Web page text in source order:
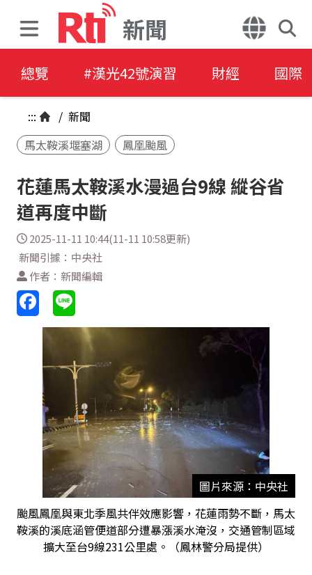
新聞
總覽 #漢光42號演習 財經 國際
::: / 新聞
馬太鞍溪堰塞湖
鳳凰颱風
花蓮馬太鞍溪水漫過台9線 縱谷省
道再度中斷
2025-11-11 10:44(11-11 10:58更新)
新聞引據：中央社
作者：新聞編輯
圖片來源：中央社
颱風鳳凰與東北季風共伴效應影響，花蓮雨勢不斷，馬太
鞍溪的溪底涵管便道部分遭暴漲溪水淹沒，交通管制區域
擴大至台9線231公里處。（鳳林警分局提供）